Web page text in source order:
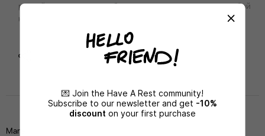
ручной клади, которая забирается путешественником с собой
на борт самолета.
Marta
💌 Join the Have A Rest community!
Subscribe to our newsletter and get -10%
discount on your first purchase